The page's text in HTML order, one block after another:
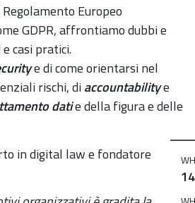
events/
Europeo
GDPR, affrontiamo dubbi e
casi pratici.
e di come orientarsi nel
rischi, diaccountabilitye
datie della figura e delle
in digital law e fondatore